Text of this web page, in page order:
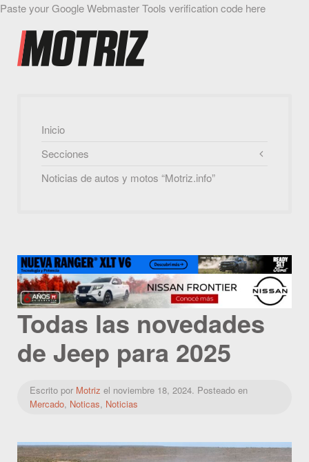
Paste your Google Webmaster Tools verification code here
Inicio
Secciones
Noticias de autos y motos “Motriz.info”
Todas las novedades
de Jeep para 2025
Escrito por Motriz el noviembre 18, 2024. Posteado en
Mercado, Noticas, Noticias